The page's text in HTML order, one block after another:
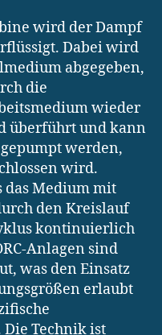
wird der Dampf
Dabei wird
abgegeben,
die
wieder
überführt und kann
werden,
wird.
das Medium mit
den Kreislauf
kontinuierlich
Anlagen sind
was den Einsatz
erlaubt
Technik ist